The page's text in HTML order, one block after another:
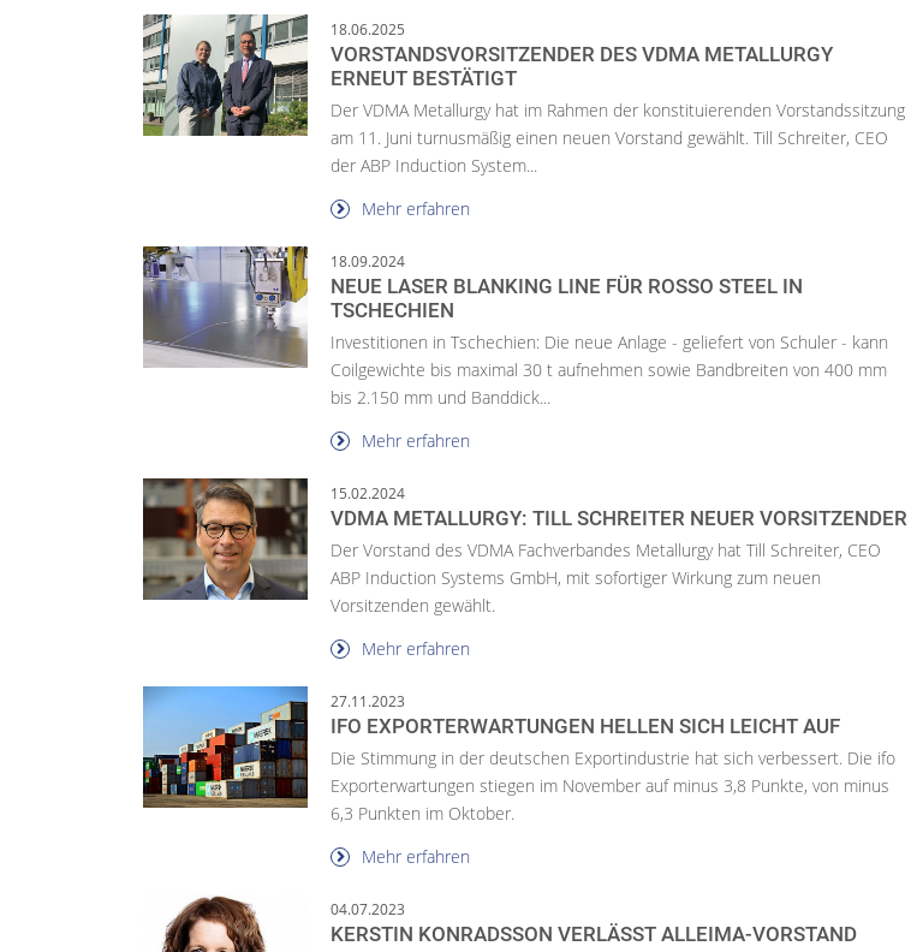
18.06.2025
VORSTANDSVORSITZENDER DES VDMA METALLURGY
ERNEUT BESTÄTIGT
Der VDMA Metallurgy hat im Rahmen der konstituierenden Vorstandssitzung
am 11. Juni turnusmäßig einen neuen Vorstand gewählt. Till Schreiter, CEO
der ABP Induction System...
Mehr erfahren
18.09.2024
NEUE LASER BLANKING LINE FÜR ROSSO STEEL IN
TSCHECHIEN
Investitionen in Tschechien: Die neue Anlage - geliefert von Schuler - kann
Coilgewichte bis maximal 30 t aufnehmen sowie Bandbreiten von 400 mm
bis 2.150 mm und Banddick...
Mehr erfahren
15.02.2024
VDMA METALLURGY: TILL SCHREITER NEUER VORSITZENDER
Der Vorstand des VDMA Fachverbandes Metallurgy hat Till Schreiter, CEO
ABP Induction Systems GmbH, mit sofortiger Wirkung zum neuen
Vorsitzenden gewählt.
Mehr erfahren
27.11.2023
IFO EXPORTERWARTUNGEN HELLEN SICH LEICHT AUF
Die Stimmung in der deutschen Exportindustrie hat sich verbessert. Die ifo
Exporterwartungen stiegen im November auf minus 3,8 Punkte, von minus
6,3 Punkten im Oktober.
Mehr erfahren
04.07.2023
KERSTIN KONRADSSON VERLÄSST ALLEIMA-VORSTAND